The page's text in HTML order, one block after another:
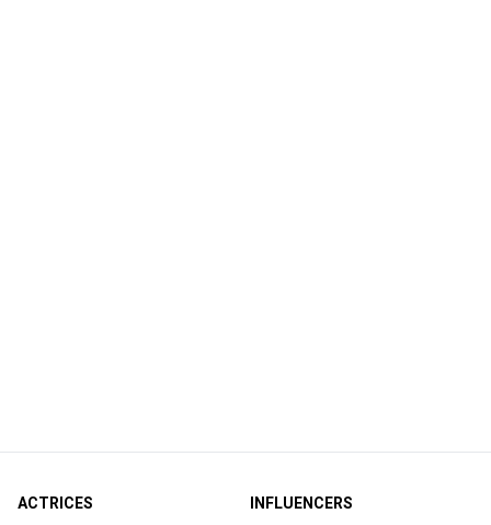
ACTRICES
INFLUENCERS